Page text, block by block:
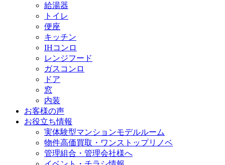
給湯器
トイレ
便座
キッチン
IHコンロ
レンジフード
ガスコンロ
ドア
窓
内装
お客様の声
お役立ち情報
実体験型マンションモデルルーム
物件高価買取・ワンストップリノベ
管理組合・管理会社様へ